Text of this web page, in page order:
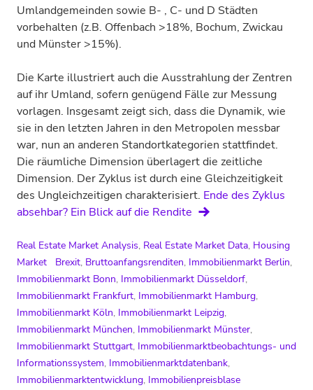
Umlandgemeinden sowie B- , C- und D Städten
vorbehalten (z.B. Offenbach >18%, Bochum, Zwickau
und Münster >15%).
Die Karte illustriert auch die Ausstrahlung der Zentren
auf ihr Umland, sofern genügend Fälle zur Messung
vorlagen. Insgesamt zeigt sich, dass die Dynamik, wie
sie in den letzten Jahren in den Metropolen messbar
war, nun an anderen Standortkategorien stattfindet.
Die räumliche Dimension überlagert die zeitliche
Dimension. Der Zyklus ist durch eine Gleichzeitigkeit
des Ungleichzeitigen charakterisiert. Ende des Zyklus
absehbar? Ein Blick auf die Rendite
Real Estate Market Analysis, Real Estate Market Data, Housing
Market
Brexit, Bruttoanfangsrenditen, Immobilienmarkt Berlin,
Immobilienmarkt Bonn, Immobilienmarkt Düsseldorf,
Immobilienmarkt Frankfurt, Immobilienmarkt Hamburg,
Immobilienmarkt Köln, Immobilienmarkt Leipzig,
Immobilienmarkt München, Immobilienmarkt Münster,
Immobilienmarkt Stuttgart, Immobilienmarktbeobachtungs- und
Informationssystem, Immobilienmarktdatenbank,
Immobilienmarktentwicklung, Immobilienpreisblase